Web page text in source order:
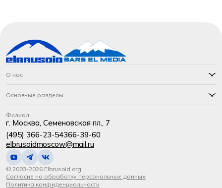
О нас
Основные разделы
Филиал
г. Москва, Семеновская пл., 7
(495) 366-23-54366-39-60
elbrusoidmoscow@mail.ru
© 2003-2026 Elbrusoid.org
Согласие на обработку персональных данных
Политика конфиденциальности